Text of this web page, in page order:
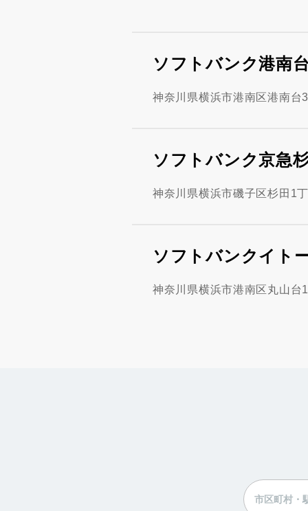
ソフトバンク港南
神奈川県横浜市港南区港南台
ソフトバンク京急
神奈川県横浜市磯子区杉田1
ソフトバンクイト
神奈川県横浜市港南区丸山台